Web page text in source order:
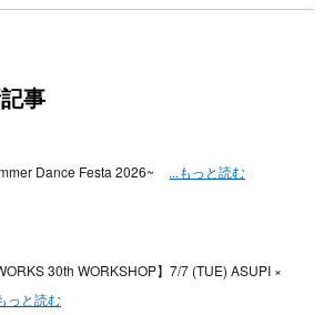
記事
Dance Festa 2026~ ...もっと読む
30th WORKSHOP】7/7 (TUE) ASUPI ×
っと読む